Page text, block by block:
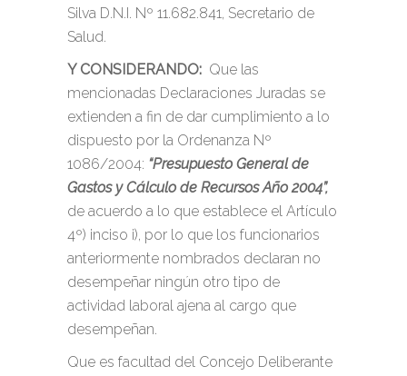
Silva D.N.I. Nº 11.682.841, Secretario de
Salud.
Y CONSIDERANDO: Que las
mencionadas Declaraciones Juradas se
extienden a fin de dar cumplimiento a lo
dispuesto por la Ordenanza Nº
1086/2004: “Presupuesto General de
Gastos y Cálculo de Recursos Año 2004”,
de acuerdo a lo que establece el Artículo
4º) inciso i), por lo que los funcionarios
anteriormente nombrados declaran no
desempeñar ningún otro tipo de
actividad laboral ajena al cargo que
desempeñan.
Que es facultad del Concejo Deliberante